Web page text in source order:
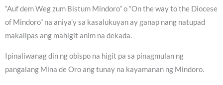
“Auf dem Weg zum Bistum Mindoro” o “On the way to the Diocese
of Mindoro” na aniya’y sa kasalukuyan ay ganap nang natupad
makalipas ang mahigit anim na dekada.
Ipinaliwanag din ng obispo na higit pa sa pinagmulan ng
pangalang Mina de Oro ang tunay na kayamanan ng Mindoro.